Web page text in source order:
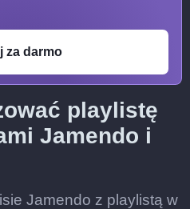
za darmo
playlistę
Jamendo i
Jamendo z playlistą w